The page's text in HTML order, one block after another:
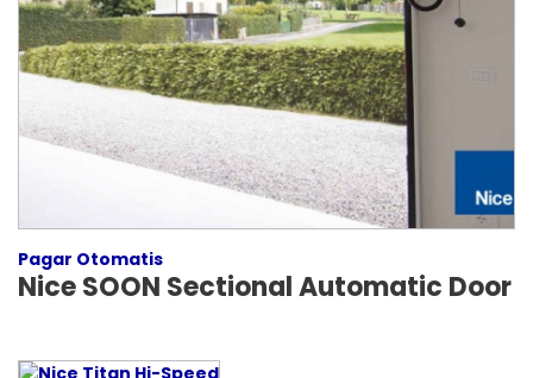
Pagar Otomatis
Nice SOON Sectional Automatic Door